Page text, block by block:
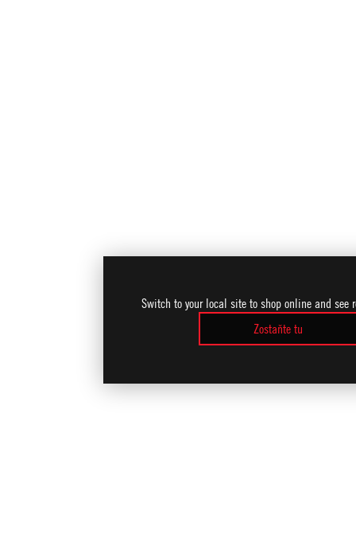
Switch to your local site to shop online and see
Zostaňte tu